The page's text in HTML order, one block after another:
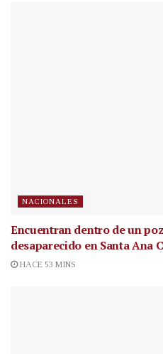
NACIONALES
Encuentran dentro de un
desaparecido en Santa Ana
HACE 53 MINS